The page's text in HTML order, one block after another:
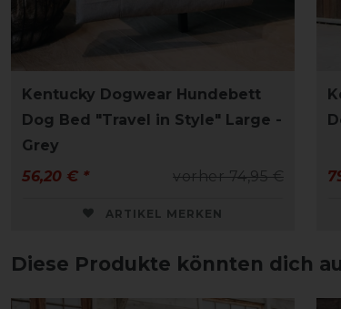
Kentucky Dogwear Hundebett
Dog Bed "Travel in Style" Large -
Grey
vorher 74,95 €
56,20 € *
ARTIKEL MERKEN
Diese Produkte könnten dich